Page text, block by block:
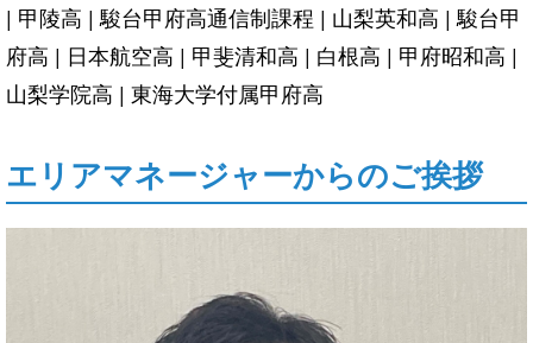
| 甲陵高 | 駿台甲府高通信制課程 | 山梨英和高 | 駿台甲
府高 | 日本航空高 | 甲斐清和高 | 白根高 | 甲府昭和高 |
山梨学院高 | 東海大学付属甲府高
エリアマネージャーからのご挨拶